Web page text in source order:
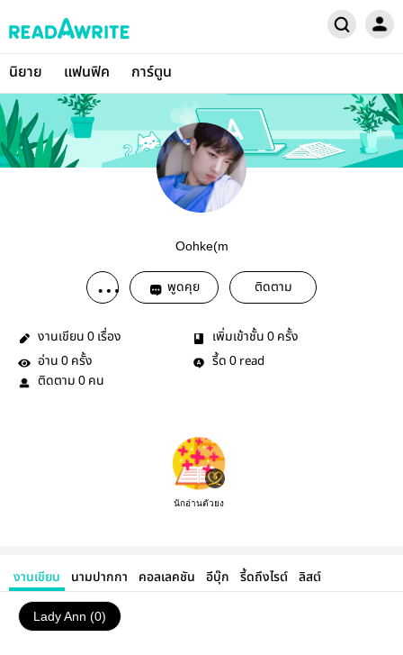
นิยาย แฟนฟิค การ์ตูน
Oohke(m
พูดคุย ติดตาม
งานเขียน 0 เรื่อง เพิ่มเข้าชั้น 0 ครั้ง
อ่าน 0 ครั้ง รี้ด 0 read
ติดตาม 0 คน
นักอ่านตัวยง
งานเขียน นามปากกา คอลเลคชัน อีบุ๊ก รี้ดถึงไรต์ ลิสต์
Lady Ann (0)